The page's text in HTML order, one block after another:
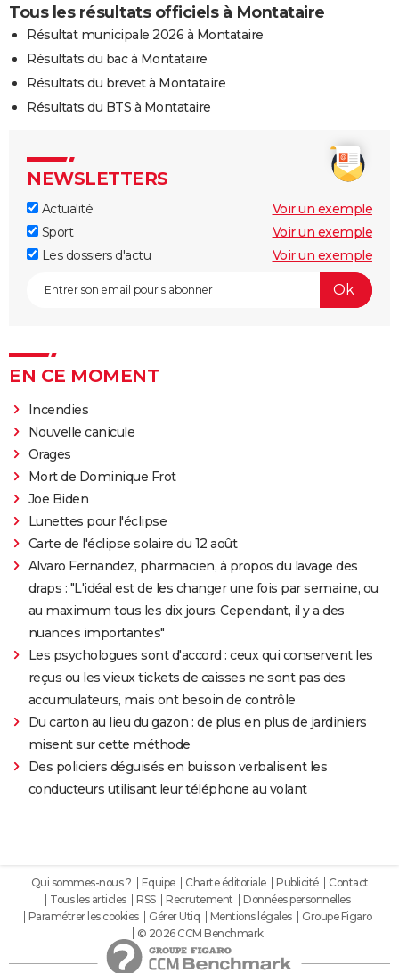
Tous les résultats officiels à Montataire
Résultat municipale 2026 à Montataire
Résultats du bac à Montataire
Résultats du brevet à Montataire
Résultats du BTS à Montataire
NEWSLETTERS
Actualité
Voir un exemple
Sport
Voir un exemple
Les dossiers d'actu
Voir un exemple
EN CE MOMENT
Incendies
Nouvelle canicule
Orages
Mort de Dominique Frot
Joe Biden
Lunettes pour l'éclipse
Carte de l'éclipse solaire du 12 août
Alvaro Fernandez, pharmacien, à propos du lavage des
draps : "L'idéal est de les changer une fois par semaine, ou
au maximum tous les dix jours. Cependant, il y a des
nuances importantes"
Les psychologues sont d'accord : ceux qui conservent les
reçus ou les vieux tickets de caisses ne sont pas des
accumulateurs, mais ont besoin de contrôle
Du carton au lieu du gazon : de plus en plus de jardiniers
misent sur cette méthode
Des policiers déguisés en buisson verbalisent les
conducteurs utilisant leur téléphone au volant
Qui sommes-nous ? Equipe Charte éditoriale Publicité
Contact
Tous les articles
RSS Recrutement
Données personnelles
Paramétrer les cookies
Gérer Utiq Mentions légales
Groupe Figaro
© 2026 CCM Benchmark